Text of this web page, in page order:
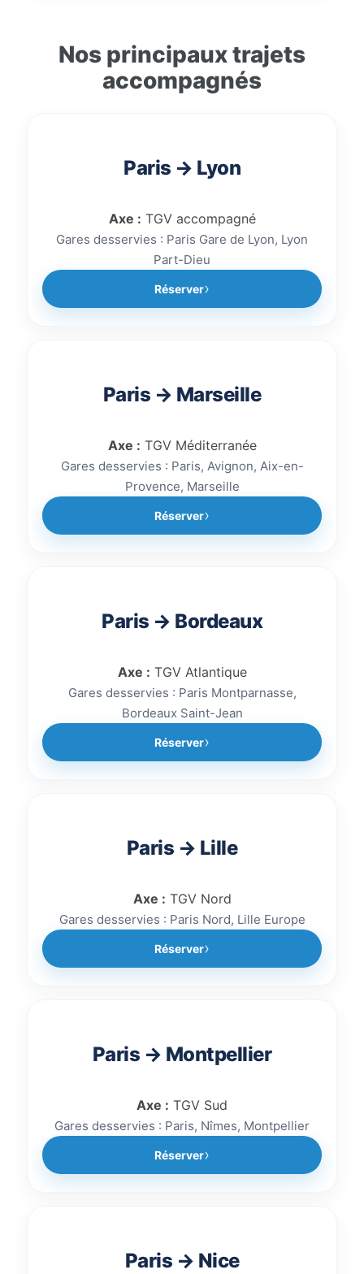
plateforme de réservation
ClubKids.fr . Sélectionnez votre
trajet, votre gare de départ et
accompagnement train sécurisé.
Nos principaux trajets
accompagnés
Paris → Lyon
Axe : TGV accompagné
Gares desservies : Paris Gare de Lyon, Lyon
Part-Dieu
Réserver
Paris → Marseille
Axe : TGV Méditerranée
Gares desservies : Paris, Avignon, Aix-en-
Provence, Marseille
Réserver
Paris → Bordeaux
Axe : TGV Atlantique
Gares desservies : Paris Montparnasse,
Bordeaux Saint-Jean
Réserver
Paris → Lille
Axe : TGV Nord
Gares desservies : Paris Nord, Lille Europe
Réserver
Paris → Montpellier
Axe : TGV Sud
Gares desservies : Paris, Nîmes, Montpellier
Réserver
Paris → Nice